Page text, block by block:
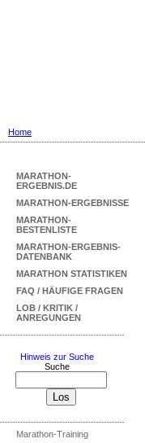
Home
MARATHON-
ERGEBNIS.DE
MARATHON-ERGEBNISSE
MARATHON-
BESTENLISTE
MARATHON-ERGEBNIS-
DATENBANK
MARATHON STATISTIKEN
FAQ / HÄUFIGE FRAGEN
LOB / KRITIK /
ANREGUNGEN
Hinweis zur Suche
Suche
Marathon-Training